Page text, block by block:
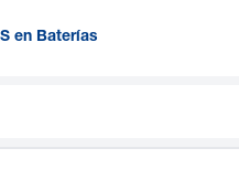
en Baterías